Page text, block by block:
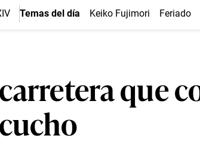
Temas del día Keiko Fujimori Feriado
que